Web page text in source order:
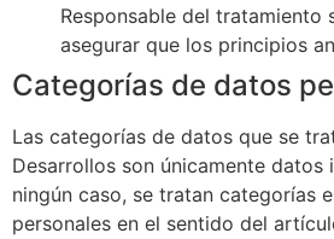
Responsable del tratamiento
asegurar que los principios
Categorías de datos
Las categorías de datos que se
Desarrollos son únicamente datos
ningún caso, se tratan categorías
personales en el sentido del